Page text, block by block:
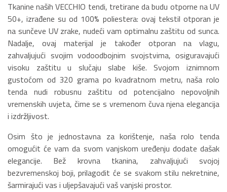
Tkanine naših VECCHIO tendi, tretirane da budu otporne na UV
50+, izrađene su od 100% poliestera: ovaj tekstil otporan je
na sunčeve UV zrake, nudeći vam optimalnu zaštitu od sunca.
Nadalje, ovaj materijal je također otporan na vlagu,
zahvaljujući svojim vodoodbojnim svojstvima, osiguravajući
visoku zaštitu u slučaju slabe kiše. Svojom iznimnom
gustoćom od 320 grama po kvadratnom metru, naša rolo
tenda nudi robusnu zaštitu od potencijalno nepovoljnih
vremenskih uvjeta, čime se s vremenom čuva njena elegancija
i izdržljivost.
Osim što je jednostavna za korištenje, naša rolo tenda
omogućit će vam da svom vanjskom uređenju dodate dašak
elegancije. Bež krovna tkanina, zahvaljujući svojoj
bezvremenskoj boji, prilagodit će se svakom stilu nekretnine,
šarmirajući vas i uljepšavajući vaš vanjski prostor.